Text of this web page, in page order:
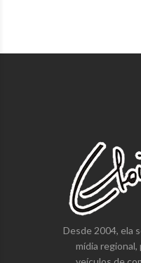
Desde 2004, ela
mídia